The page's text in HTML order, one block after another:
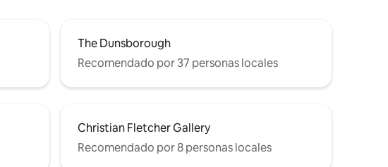
The Dunsborough
Recomendado por 37 personas locales
Christian Fletcher Gallery
Recomendado por 8 personas locales